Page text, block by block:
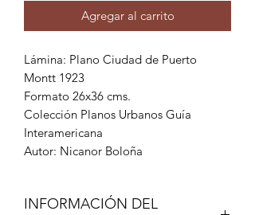
Agregar al carrito
Lámina: Plano Ciudad de Puerto
Montt 1923
Formato 26x36 cms.
Colección Planos Urbanos Guía
Interamericana
Autor: Nicanor Boloña
INFORMACIÓN DEL